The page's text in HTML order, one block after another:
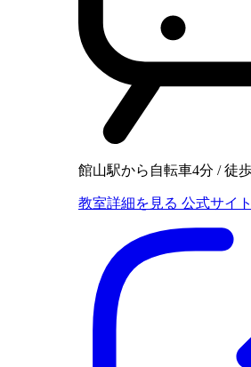
館山駅から自転車4分 / 徒
教室詳細を見る 公式サイ